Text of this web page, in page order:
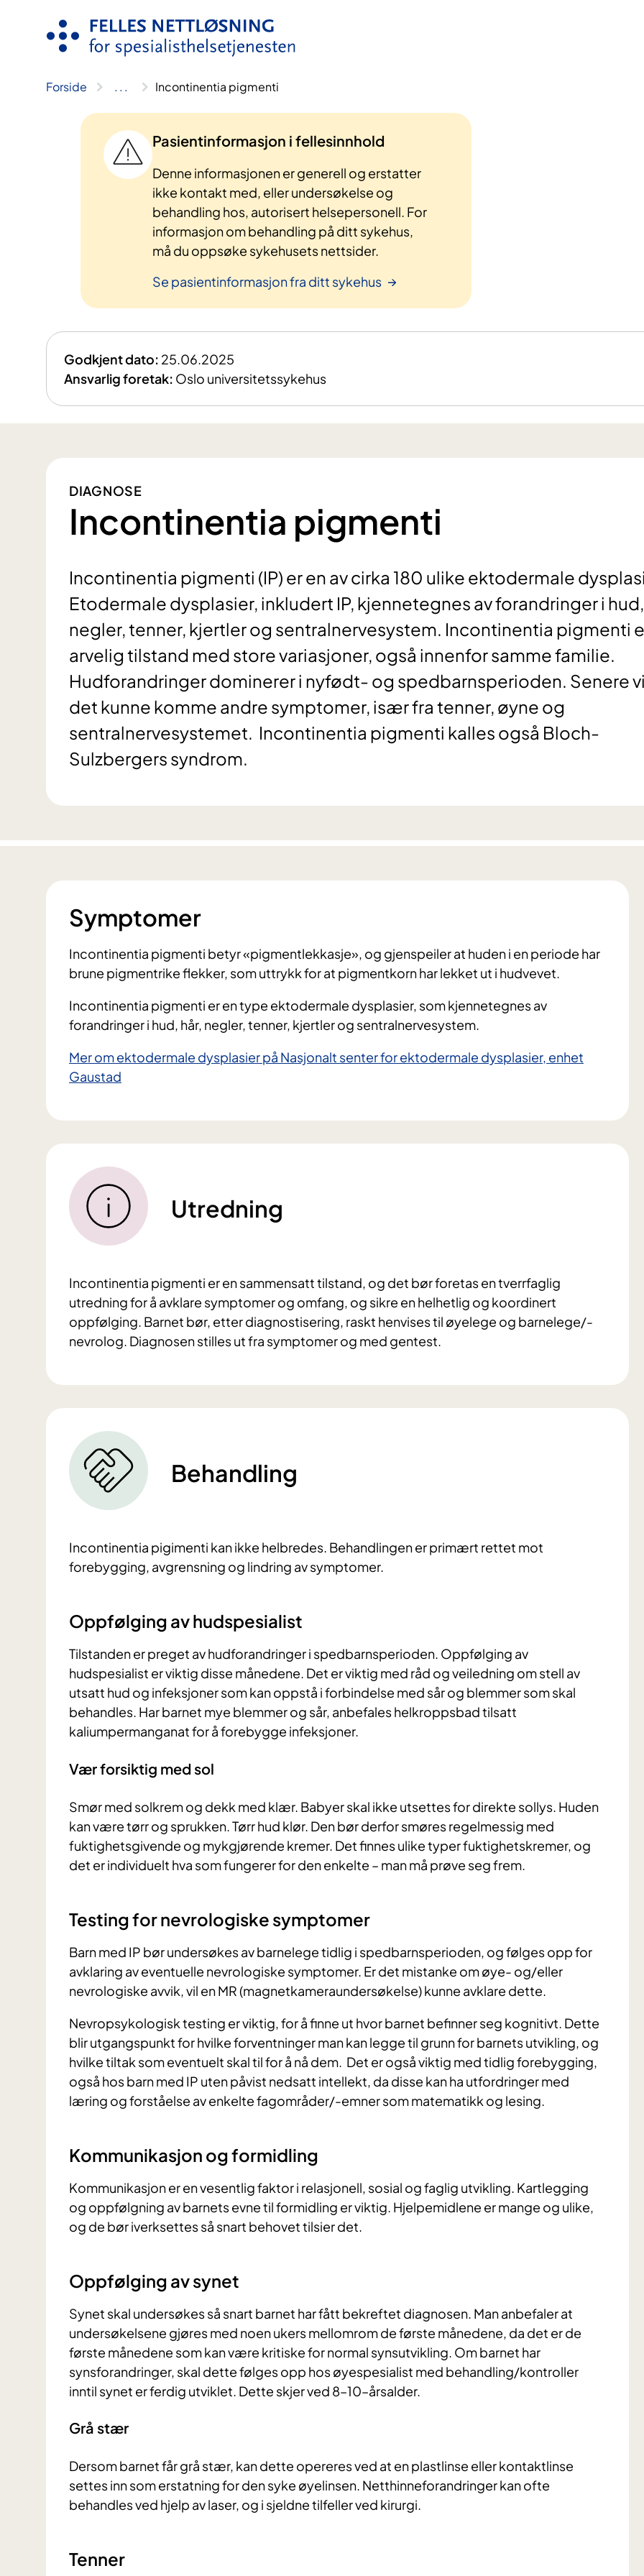
Forside .. . Incontinentia pigmenti
Pasientinformasjon i fellesinnhold
Denne informasjonen er generell og erstatter
ikke kontakt med, eller undersøkelse og
behandling hos, autorisert helsepersonell. For
informasjon om behandling på ditt sykehus,
må du oppsøke sykehusets nettsider.
Se pasientinformasjon fra ditt sykehus
Godkjent dato: 25.06.2025
Ansvarlig foretak: Oslo universitetssykehus
DIAGNOSE
Incontinentia pigmenti
Incontinentia pigmenti (IP) er en av cirka 180 ulike ektodermale
Etodermale dysplasier, inkludert IP, kjennetegnes av forandringer i
negler, tenner, kjertler og sentralnervesystem. Incontinentia pigmenti
arvelig tilstand med store variasjoner, også innenfor samme familie.
Hudforandringer dominerer i nyfødt- og spedbarnsperioden. Senere
det kunne komme andre symptomer, især fra tenner, øyne og
sentralnervesystemet. Incontinentia pigmenti kalles også Bloch-
Sulzbergers syndrom.
Symptomer
Incontinentia pigmenti betyr «pigmentlekkasje», og gjenspeiler at huden i en periode har
brune pigmentrike flekker, som uttrykk for at pigmentkorn har lekket ut i hudvevet.
Incontinentia pigmenti er en type ektodermale dysplasier, som kjennetegnes av
forandringer i hud, hår, negler, tenner, kjertler og sentralnervesystem.
Mer om ektodermale dysplasier på Nasjonalt senter for ektodermale dysplasier, enhet
Gaustad
Utredning
Incontinentia pigmenti er en sammensatt tilstand, og det bør foretas en tverrfaglig
utredning for å avklare symptomer og omfang, og sikre en helhetlig og koordinert
oppfølging. Barnet bør, etter diagnostisering, raskt henvises til øyelege og barnelege/-
nevrolog. Diagnosen stilles ut fra symptomer og med gentest.
Behandling
Incontinentia pigimenti kan ikke helbredes. Behandlingen er primært rettet mot
forebygging, avgrensning og lindring av symptomer.
Oppfølging av hudspesialist
Tilstanden er preget av hudforandringer i spedbarnsperioden. Oppfølging av
hudspesialist er viktig disse månedene. Det er viktig med råd og veiledning om stell av
utsatt hud og infeksjoner som kan oppstå i forbindelse med sår og blemmer som skal
behandles. Har barnet mye blemmer og sår, anbefales helkroppsbad tilsatt
kaliumpermanganat for å forebygge infeksjoner.
Vær forsiktig med sol
Smør med solkrem og dekk med klær. Babyer skal ikke utsettes for direkte sollys. Huden
kan være tørr og sprukken. Tørr hud klør. Den bør derfor smøres regelmessig med
fuktighetsgivende og mykgjørende kremer. Det finnes ulike typer fuktighetskremer, og
det er individuelt hva som fungerer for den enkelte – man må prøve seg frem.
Testing for nevrologiske symptomer
Barn med IP bør undersøkes av barnelege tidlig i spedbarnsperioden, og følges opp for
avklaring av eventuelle nevrologiske symptomer. Er det mistanke om øye- og/eller
nevrologiske avvik, vil en MR (magnetkameraundersøkelse) kunne avklare dette.
Nevropsykologisk testing er viktig, for å finne ut hvor barnet befinner seg kognitivt. Dette
blir utgangspunkt for hvilke forventninger man kan legge til grunn for barnets utvikling, og
hvilke tiltak som eventuelt skal til for å nå dem. Det er også viktig med tidlig forebygging,
også hos barn med IP uten påvist nedsatt intellekt, da disse kan ha utfordringer med
læring og forståelse av enkelte fagområder/-emner som matematikk og lesing.
Kommunikasjon og formidling
Kommunikasjon er en vesentlig faktor i relasjonell, sosial og faglig utvikling. Kartlegging
og oppfølgning av barnets evne til formidling er viktig. Hjelpemidlene er mange og ulike,
og de bør iverksettes så snart behovet tilsier det.
Oppfølging av synet
Synet skal undersøkes så snart barnet har fått bekreftet diagnosen. Man anbefaler at
undersøkelsene gjøres med noen ukers mellomrom de første månedene, da det er de
første månedene som kan være kritiske for normal synsutvikling. Om barnet har
synsforandringer, skal dette følges opp hos øyespesialist med behandling/kontroller
inntil synet er ferdig utviklet. Dette skjer ved 8–10–årsalder.
Grå stær
Dersom barnet får grå stær, kan dette opereres ved at en plastlinse eller kontaktlinse
settes inn som erstatning for den syke øyelinsen. Netthinneforandringer kan ofte
behandles ved hjelp av laser, og i sjeldne tilfeller ved kirurgi.
Tenner